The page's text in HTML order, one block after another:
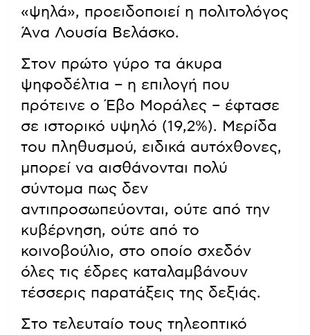
«ψηλά», προειδοποιεί η πολιτολόγος
Άνα Λουσία Βελάσκο.
Στον πρώτο γύρο τα άκυρα
ψηφοδέλτια – η επιλογή που
πρότεινε ο Έβο Μοράλες – έφτασε
σε ιστορικό υψηλό (19,2%). Μερίδα
του πληθυσμού, ειδικά αυτόχθονες,
μπορεί να αισθάνονται πολύ
σύντομα πως δεν
αντιπροσωπεύονται, ούτε από την
κυβέρνηση, ούτε από το
κοινοβούλιο, στο οποίο σχεδόν
όλες τις έδρες καταλαμβάνουν
τέσσερις παρατάξεις της δεξιάς.
Στο τελευταίο τους τηλεοπτικό